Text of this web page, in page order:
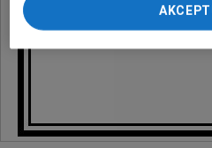
ponownie wywołując narzędzie
preferencjami dot.
Zmiana ustawień plików cookie
My, nasi Zaufani Partnerzy i